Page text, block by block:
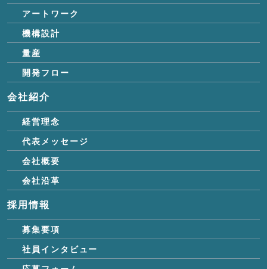
アートワーク
機構設計
量産
開発フロー
会社紹介
経営理念
代表メッセージ
会社概要
会社沿革
採用情報
募集要項
社員インタビュー